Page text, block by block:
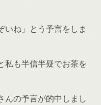
いね」とう予言をしま
私も半信半疑でお茶を
んの予言が的中しまし